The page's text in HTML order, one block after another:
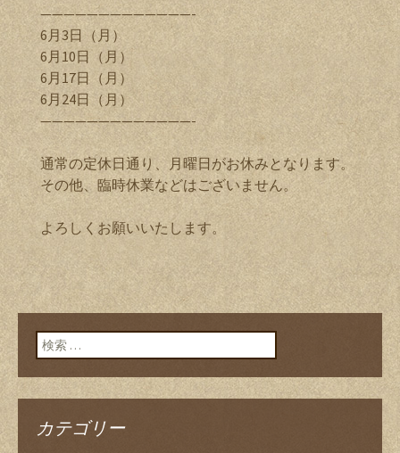
—————————————-
6月3日（月）
6月10日（月）
6月17日（月）
6月24日（月）
—————————————-
通常の定休日通り、月曜日がお休みとなります。
その他、臨時休業などはございません。
よろしくお願いいたします。
検索:
カテゴリー